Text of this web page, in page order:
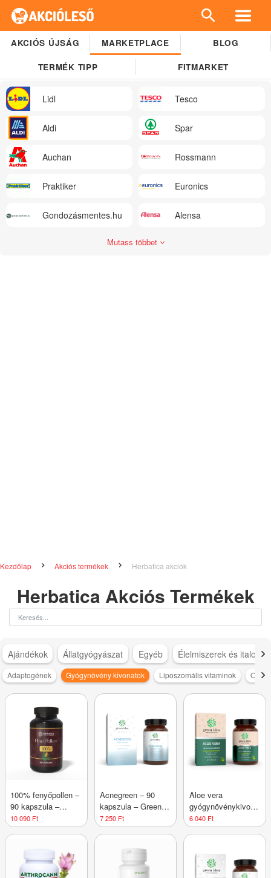
AKCIÓS ÚJSÁG MARKETPLACE BLOG
TERMÉK TIPP FITMARKET
Lidl Tesco
Aldi Spar
Auchan Rossmann
Praktiker Euronics
Gondozásmentes.hu Alensa
Mutass többet
Kezdőlap Akciós termékek Herbatica akciók
Herbatica Akciós Termékek
Ajándékok Állatgyógyászat Egyéb Élelmiszerek és italok
Adaptogének Gyógynövény kivonatok Liposzomális vitaminok
100% fenyőpollen –
90 kapszula –
Herbatica
10 090 Ft
Acnegreen – 90
kapszula – Green
idea
7 250 Ft
Aloe vera
gyógynövénykivonat
– 60 kapszula –
Green idea
6 040 Ft